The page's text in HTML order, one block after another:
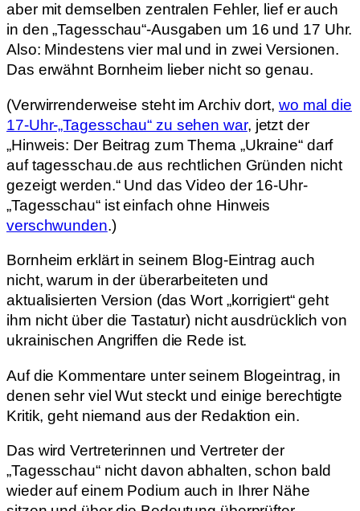
aber mit demselben zentralen Fehler, lief er auch
in den „Tagesschau“-Ausgaben um 16 und 17 Uhr.
Also: Mindestens vier mal und in zwei Versionen.
Das erwähnt Bornheim lieber nicht so genau.
(Verwirrenderweise steht im Archiv dort, wo mal die
17-Uhr-„Tagesschau“ zu sehen war, jetzt der
„Hinweis: Der Beitrag zum Thema „Ukraine“ darf
auf tagesschau.de aus rechtlichen Gründen nicht
gezeigt werden.“ Und das Video der 16-Uhr-
„Tagesschau“ ist einfach ohne Hinweis
verschwunden.)
Bornheim erklärt in seinem Blog-Eintrag auch
nicht, warum in der überarbeiteten und
aktualisierten Version (das Wort „korrigiert“ geht
ihm nicht über die Tastatur) nicht ausdrücklich von
ukrainischen Angriffen die Rede ist.
Auf die Kommentare unter seinem Blogeintrag, in
denen sehr viel Wut steckt und einige berechtigte
Kritik, geht niemand aus der Redaktion ein.
Das wird Vertreterinnen und Vertreter der
„Tagesschau“ nicht davon abhalten, schon bald
wieder auf einem Podium auch in Ihrer Nähe